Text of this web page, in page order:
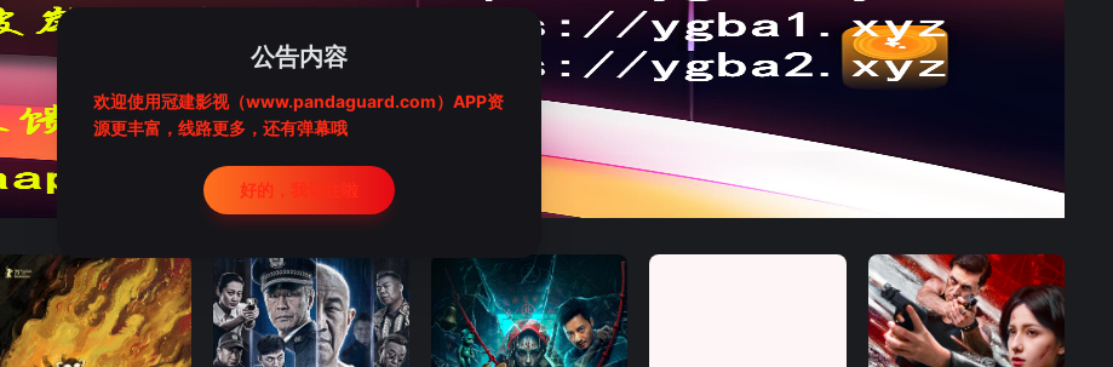
公告内容
欢迎使用冠建影视（www.pandaguard.com）APP资
源更丰富，线路更多，还有弹幕哦
好的，我记住啦